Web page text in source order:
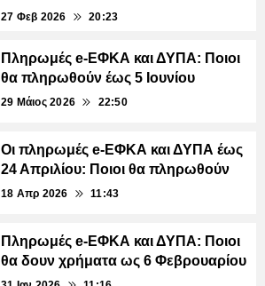
27 Φεβ 2026 20:23
Πληρωμές e-ΕΦΚΑ και ΔΥΠΑ: Ποιοι
θα πληρωθούν έως 5 Ιουνίου
29 Μάιος 2026 22:50
Οι πληρωμές e-ΕΦΚΑ και ΔΥΠΑ έως
24 Απριλίου: Ποιοι θα πληρωθούν
18 Απρ 2026 11:43
Πληρωμές e-ΕΦΚΑ και ΔΥΠΑ: Ποιοι
θα δουν χρήματα ως 6 Φεβρουαρίου